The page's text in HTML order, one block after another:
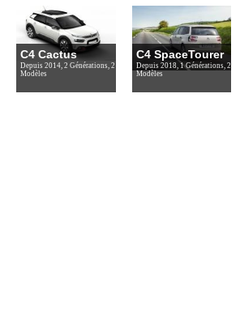
C4 Cactus
Depuis 2014, 2 Générations, 2
Modèles
C4 SpaceTourer
Depuis 2018, 1 Générations, 2
Modèles